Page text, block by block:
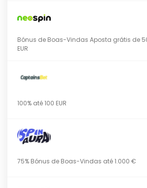
Bónus de Boas-Vindas Aposta grátis de
EUR
100% até 100 EUR
75% Bónus de Boas-Vindas até 1.000 €